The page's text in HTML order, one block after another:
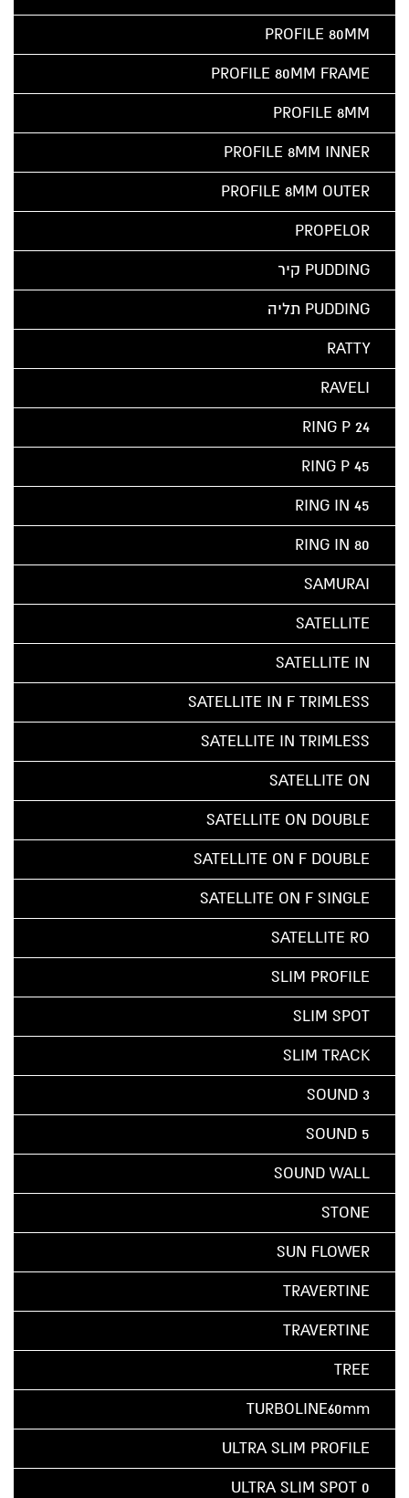
PROFILE 80MM
PROFILE 80MM FRAME
PROFILE 8MM
PROFILE 8MM INNER
PROFILE 8MM OUTER
PROPELOR
PUDDING קיר
PUDDING תליה
RATTY
RAVELI
RING P 24
RING P 45
RING IN 45
RING IN 80
SAMURAI
SATELLITE
SATELLITE IN
SATELLITE IN F TRIMLESS
SATELLITE IN TRIMLESS
SATELLITE ON
SATELLITE ON DOUBLE
SATELLITE ON F DOUBLE
SATELLITE ON F SINGLE
SATELLITE RO
SLIM PROFILE
SLIM SPOT
SLIM TRACK
SOUND 3
SOUND 5
SOUND WALL
STONE
SUN FLOWER
TRAVERTINE
TRAVERTINE
TREE
TURBOLINE60mm
ULTRA SLIM PROFILE
ULTRA SLIM SPOT 0